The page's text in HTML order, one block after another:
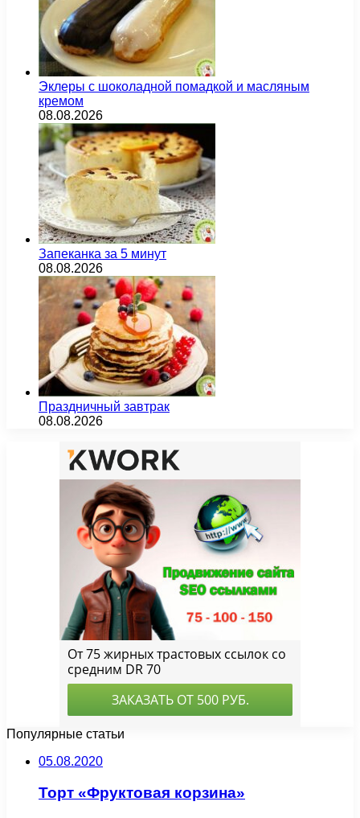
Эклеры с шоколадной помадкой и масляным
кремом
08.08.2026
Запеканка за 5 минут
08.08.2026
Праздничный завтрак
08.08.2026
Популярные статьи
05.08.2020
Торт «Фруктовая корзина»